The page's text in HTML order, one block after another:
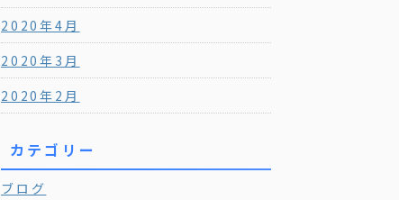
2020年4月
2020年3月
2020年2月
カテゴリー
ブログ